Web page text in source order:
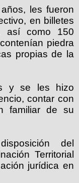
les fueron
en billetes
así como 150
piedra
propias de la
y se les hizo
contar con
familiar de su
del
Territorial
jurídica en